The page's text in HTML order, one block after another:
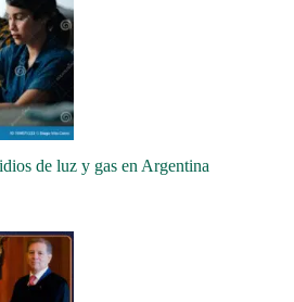
de luz y gas en Argentina